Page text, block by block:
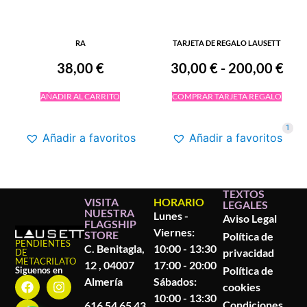
RA
38,00 €
AÑADIR AL CARRITO
Añadir a favoritos
TARJETA DE REGALO LAUSETT
30,00 € - 200,00 €
COMPRAR TARJETA REGALO
Añadir a favoritos
1
PENDIENTES
DE
METACRILATO
Siguenos en
VISITA
NUESTRA
FLAGSHIP
STORE
C. Benitagla,
12 , 04007
Almería
HORARIO
Lunes -
Viernes:
10:00 - 13:30
17:00 - 20:00
Sábados:
10:00 - 13:30
TEXTOS
LEGALES
Aviso Legal
Política de
privacidad
Política de
cookies